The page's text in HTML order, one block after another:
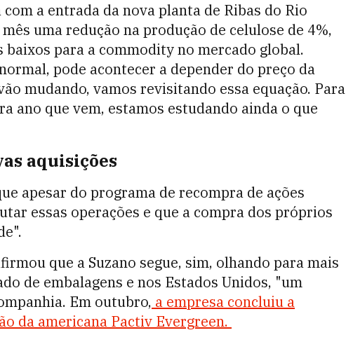
a entrada da nova planta de Ribas do Rio
uma redução na produção de celulose de 4%,
baixos para a commodity no mercado global.
pode acontecer a depender do preço da
mudando, vamos revisitando essa equação. Para
ano que vem, estamos estudando ainda o que
aquisições
apesar do programa de recompra de ações
essas operações e que a compra dos próprios
que a Suzano segue, sim, olhando para mais
de embalagens e nos Estados Unidos, "um
Em outubro, a empresa concluiu a
da americana Pactiv Evergreen.